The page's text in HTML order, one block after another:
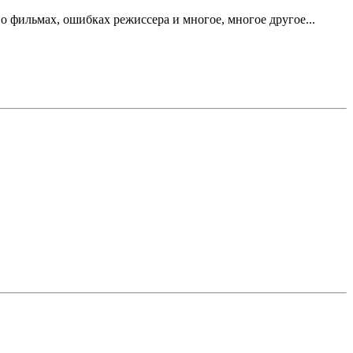
фильмах, ошибках режиссера и многое, многое другое...